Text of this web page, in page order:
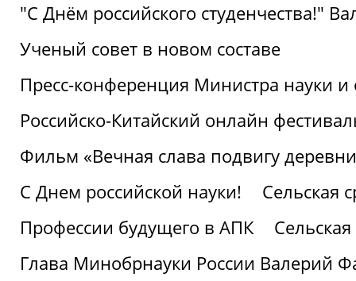
"С Днём российского студенчества!"
Ученый совет в новом составе
Пресс-конференция Министра науки
Российско-Китайский онлайн
Фильм «Вечная слава подвигу
С Днем российской науки!
Сельская
Профессии будущего в АПК
Глава Минобрнауки России Валерий